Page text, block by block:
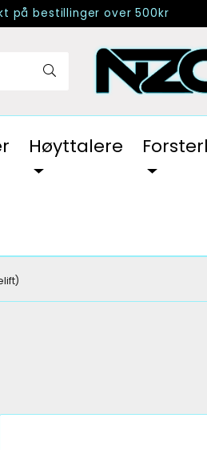
på bestillinger over 500kr
Høyttalere